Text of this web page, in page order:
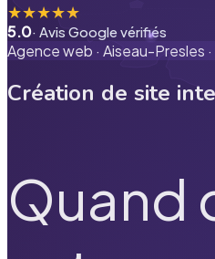
★★★★★
5.0· Avis Google vérifiés
Agence web · Aiseau-Presles ·
Création de site
Quand